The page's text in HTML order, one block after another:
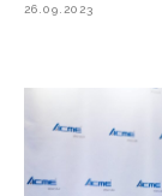
26.09.2023